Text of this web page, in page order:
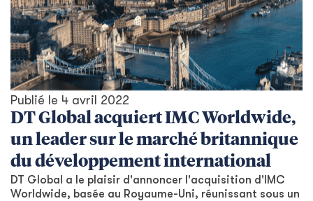
Publié le 4 avril 2022
DT Global acquiert IMC Worldwide,
un leader sur le marché britannique
du développement international
DT Global a le plaisir d'annoncer l'acquisition d'IMC
Worldwide, basée au Royaume-Uni, réunissant sous un